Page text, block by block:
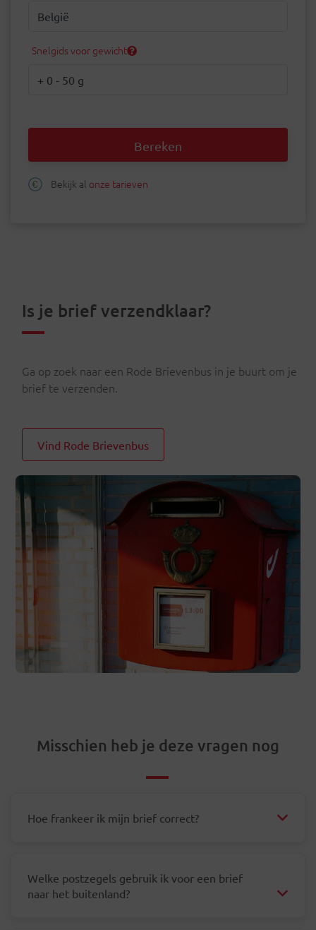
Snelgids voor gewicht
Bereken
Bekijk al onze tarieven
Is je brief verzendklaar?
Ga op zoek naar een Rode Brievenbus in je buurt om je
brief te verzenden.
Vind Rode Brievenbus
Misschien heb je deze vragen nog
Hoe frankeer ik mijn brief correct?
Welke postzegels gebruik ik voor een brief
naar het buitenland?